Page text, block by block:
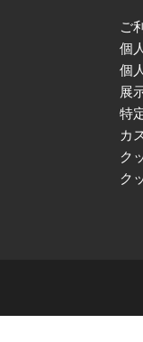
ご
個
個
展
特
カ
ク
ク